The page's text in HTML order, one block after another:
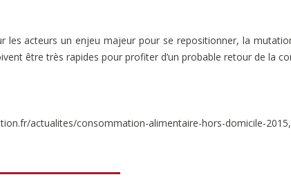
les acteurs un enjeu majeur pour se repositionner, la
être très rapides pour profiter d’un probable retour de la
actualites/consommation-alimentaire-hors-domicile-